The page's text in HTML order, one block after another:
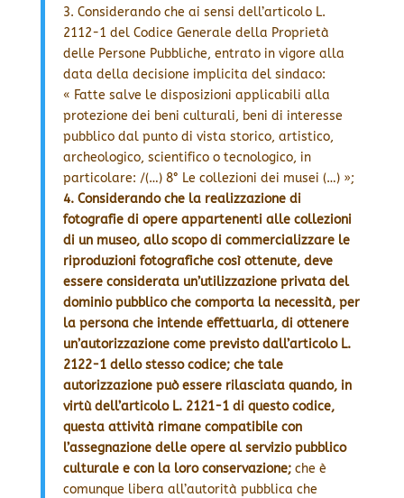
3. Considerando che ai sensi dell’articolo L.
2112-1 del Codice Generale della Proprietà
delle Persone Pubbliche, entrato in vigore alla
data della decisione implicita del sindaco:
« Fatte salve le disposizioni applicabili alla
protezione dei beni culturali, beni di interesse
pubblico dal punto di vista storico, artistico,
archeologico, scientifico o tecnologico, in
particolare: /(…) 8° Le collezioni dei musei (…) »;
4. Considerando che la realizzazione di
fotografie di opere appartenenti alle collezioni
di un museo, allo scopo di commercializzare le
riproduzioni fotografiche così ottenute, deve
essere considerata un’utilizzazione privata del
dominio pubblico che comporta la necessità, per
la persona che intende effettuarla, di ottenere
un’autorizzazione come previsto dall’articolo L.
2122-1 dello stesso codice; che tale
autorizzazione può essere rilasciata quando, in
virtù dell’articolo L. 2121-1 di questo codice,
questa attività rimane compatibile con
l’assegnazione delle opere al servizio pubblico
culturale e con la loro conservazione;che è
comunque libera all’autorità pubblica che